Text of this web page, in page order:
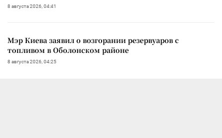
8 августа 2026, 04:41
Мэр Киева заявил о возгорании резервуаров с
топливом в Оболонском районе
8 августа 2026, 04:25